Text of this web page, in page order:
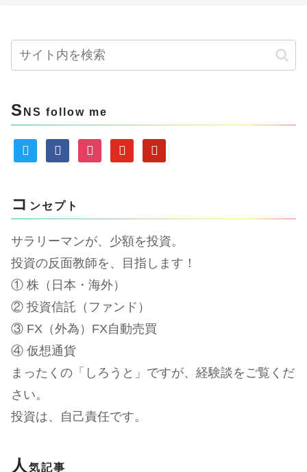
S NS follow me
twitter facebookinstagramyoutubepinterest
コ ンセプト
サラリーマンが、少額を投資。
投資の反面教師を、目指します！
① 株（日本・海外）
② 投資信託（ファンド）
③ FX（外為）FX自動売買
④ 仮想通貨
まったくの「しろうと」ですが、経験談をご覧くだ
さい。
投資は、自己責任です。
人 気記事